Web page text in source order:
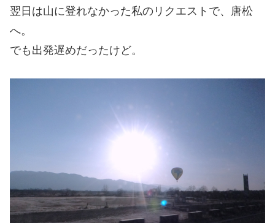
翌日は山に登れなかった私のリクエストで、唐松
へ。
でも出発遅めだったけど。